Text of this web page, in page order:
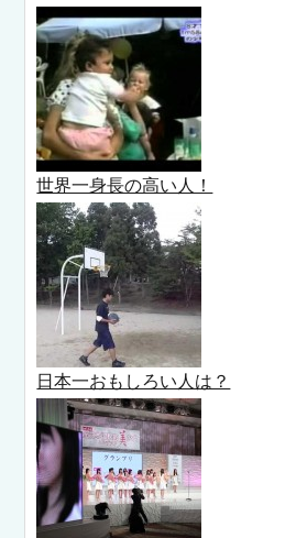
世界一身長の高い人！
日本一おもしろい人は？